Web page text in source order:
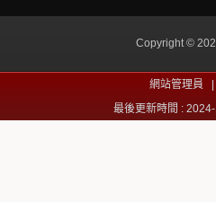
Copyright ©
網站管理員 |
最後更新時間 :